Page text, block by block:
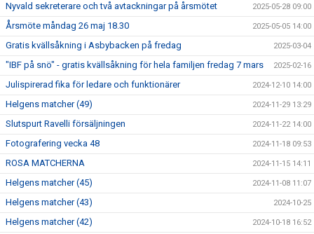
Nyvald sekreterare och två avtackningar på årsmötet 2025-05-28 09:00
Årsmöte måndag 26 maj 18.30 2025-05-05 14:00
Gratis kvällsåkning i Asbybacken på fredag 2025-03-04
"IBF på snö" - gratis kvällsåkning för hela familjen fredag 7 mars 2025-02-16
Julispirerad fika för ledare och funktionärer 2024-12-10 14:00
Helgens matcher (49) 2024-11-29 13:29
Slutspurt Ravelli försäljningen 2024-11-22 14:00
Fotografering vecka 48 2024-11-18 09:53
ROSA MATCHERNA 2024-11-15 14:11
Helgens matcher (45) 2024-11-08 11:07
Helgens matcher (43) 2024-10-25
Helgens matcher (42) 2024-10-18 16:52